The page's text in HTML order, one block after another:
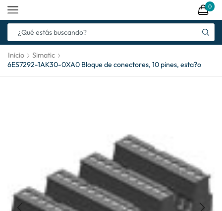
0
Inicio
Simatic
6ES7292-1AK30-0XA0 Bloque de conectores, 10 pines, esta?o